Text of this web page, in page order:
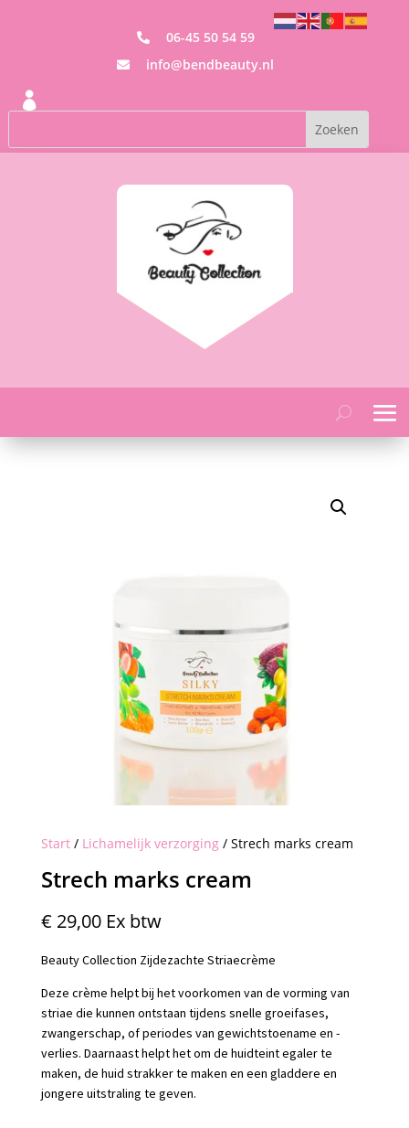
 06-45 50 54 59
 info@bendbeauty.nl

Start/ Lichamelijk verzorging/ Strech marks cream
Strech marks cream
€29,00 Ex btw
Beauty Collection Zijdezachte Striaecrème
Deze crème helpt bij het voorkomen van de vorming van
striae die kunnen ontstaan tijdens snelle groeifases,
zwangerschap, of periodes van gewichtstoename en -
verlies. Daarnaast helpt het om de huidteint egaler te
maken, de huid strakker te maken en een gladdere en
jongere uitstraling te geven.